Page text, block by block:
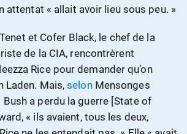
attentat « allait avoir lieu sous peu. »
et Cofer Black, le chef de la
de la CIA, rencontrèrent
Rice pour demander qu’on
Laden. Mais,selonMensonges
Bush a perdu la guerre [State of
« ils avaient, tous les deux,